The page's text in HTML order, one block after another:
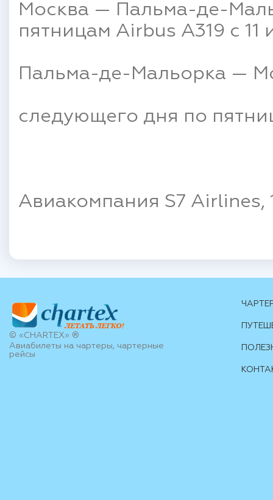
Москва — Пальма-де-
пятницам Airbus A319 с 11
Пальма-де-Мальорка —
следующего дня по
Авиакомпания S7 Airlines,
© «CHARTEX» ®
Авиабилеты на чартеры, чартерные
рейсы